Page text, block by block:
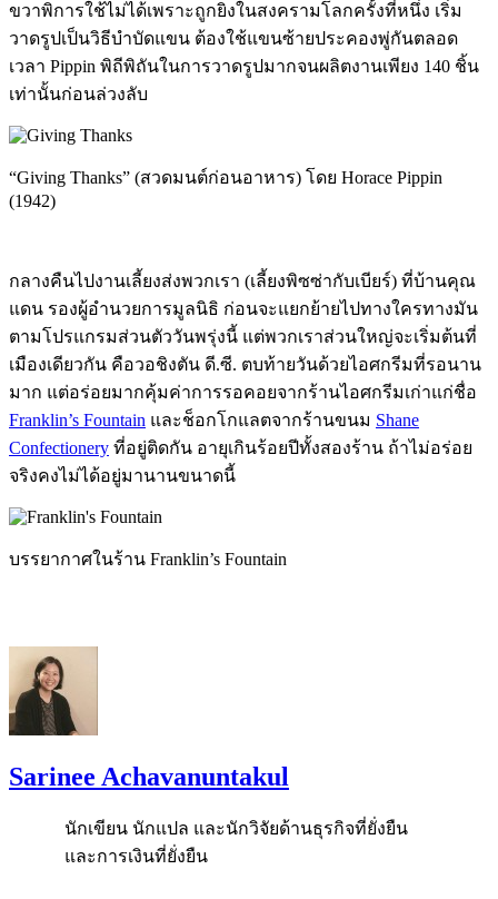
ขวาพิการใช้ไม่ได้เพราะถูกยิงในสงครามโลกครั้งที่หนึ่ง เริ่ม
วาดรูปเป็นวิธีบำบัดแขน ต้องใช้แขนซ้ายประคองพู่กันตลอด
เวลา Pippin พิถีพิถันในการวาดรูปมากจนผลิตงานเพียง 140 ชิ้น
เท่านั้นก่อนล่วงลับ
“Giving Thanks” (สวดมนต์ก่อนอาหาร) โดย Horace Pippin
(1942)
กลางคืนไปงานเลี้ยงส่งพวกเรา (เลี้ยงพิซซ่ากับเบียร์) ที่บ้านคุณ
แดน รองผู้อำนวยการมูลนิธิ ก่อนจะแยกย้ายไปทางใครทางมัน
ตามโปรแกรมส่วนตัววันพรุ่งนี้ แต่พวกเราส่วนใหญ่จะเริ่มต้นที่
เมืองเดียวกัน คือวอชิงตัน ดี.ซี. ตบท้ายวันด้วยไอศกรีมที่รอนาน
มาก แต่อร่อยมากคุ้มค่าการรอคอยจากร้านไอศกรีมเก่าแก่ชื่อ
Franklin’s Fountain และช็อกโกแลตจากร้านขนม Shane
Confectionery ที่อยู่ติดกัน อายุเกินร้อยปีทั้งสองร้าน ถ้าไม่อร่อย
จริงคงไม่ได้อยู่มานานขนาดนี้
บรรยากาศในร้าน Franklin’s Fountain
Sarinee Achavanuntakul
นักเขียน นักแปล และนักวิจัยด้านธุรกิจที่ยั่งยืน
และการเงินที่ยั่งยืน